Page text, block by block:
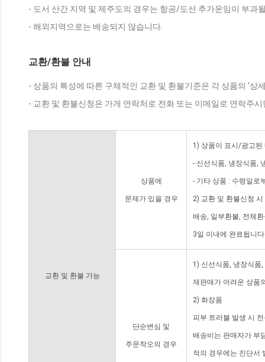
- 도서 산간 지역 및 제주도의 경우는 항공/도선 추가운임이 부과
- 해외지역으로는 배송되지 않습니다.
교환/환불 안내
- 상품의 특성에 따른 구체적인 교환 및 환불기준은 각 상품의 '상
- 교환 및 환불신청은 가게 연락처로 전화 또는 이메일로 연락주
교환 및 환불 가능
상품에
문제가 있을 경우
1) 상품이 표시/광고된
- 신선식품, 냉장식품,
- 기타 상품 : 수령일로
2) 교환 및 환불신청
배송, 일부환불, 전체
3일 이내에 완료됩니
단순변심 및
주문착오의 경우
1) 신선식품, 냉장식품
재판매가 어려운 상품
2) 화장품
피부 트러블 발생 시
배송비는 판매자가 부
적의 경우에는 진단서